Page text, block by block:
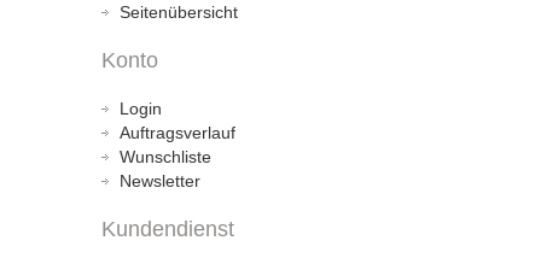
Seitenübersicht
Konto
Login
Auftragsverlauf
Wunschliste
Newsletter
Kundendienst